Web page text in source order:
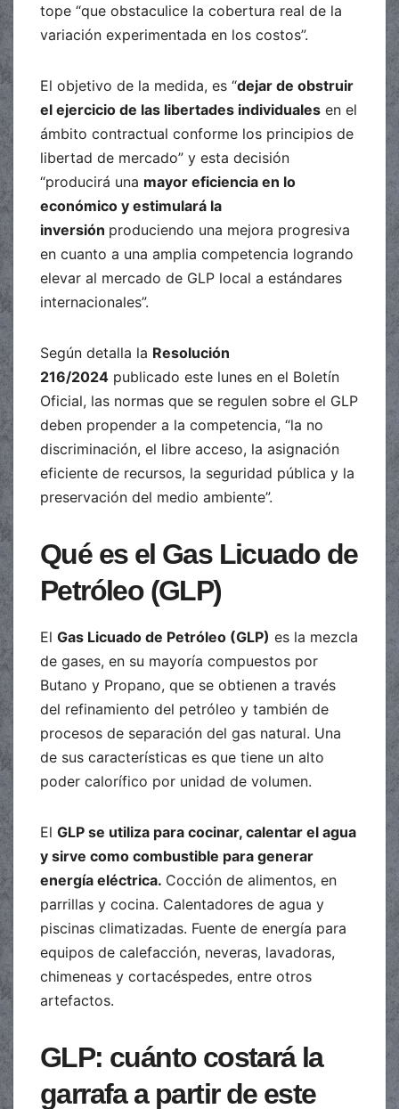
tope “que obstaculice la cobertura real de la
variación experimentada en los costos”.
El objetivo de la medida, es “dejar de obstruir
el ejercicio de las libertades individuales en el
ámbito contractual conforme los principios de
libertad de mercado” y esta decisión
“producirá una mayor eficiencia en lo
económico y estimulará la
inversión produciendo una mejora progresiva
en cuanto a una amplia competencia logrando
elevar al mercado de GLP local a estándares
internacionales”.
Según detalla la Resolución
216/2024 publicado este lunes en el Boletín
Oficial, las normas que se regulen sobre el GLP
deben propender a la competencia, “la no
discriminación, el libre acceso, la asignación
eficiente de recursos, la seguridad pública y la
preservación del medio ambiente”.
Qué es el Gas Licuado de
Petróleo (GLP)
El Gas Licuado de Petróleo (GLP) es la mezcla
de gases, en su mayoría compuestos por
Butano y Propano, que se obtienen a través
del refinamiento del petróleo y también de
procesos de separación del gas natural. Una
de sus características es que tiene un alto
poder calorífico por unidad de volumen.
El GLP se utiliza para cocinar, calentar el agua
y sirve como combustible para generar
energía eléctrica. Cocción de alimentos, en
parrillas y cocina. Calentadores de agua y
piscinas climatizadas. Fuente de energía para
equipos de calefacción, neveras, lavadoras,
chimeneas y cortacéspedes, entre otros
artefactos.
GLP: cuánto costará la
garrafa a partir de este